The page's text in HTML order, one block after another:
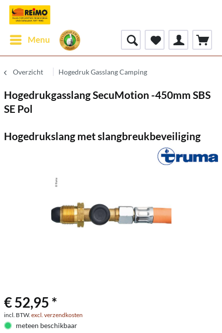
Menu
Overzicht Hogedruk Gasslang Camping
Hogedrukgasslang SecuMotion -450mm SBS
SE Pol
Hogedrukslang met slangbreukbeveiliging
€ 52,95 *
incl. BTW. excl. verzendkosten
meteen beschikbaar